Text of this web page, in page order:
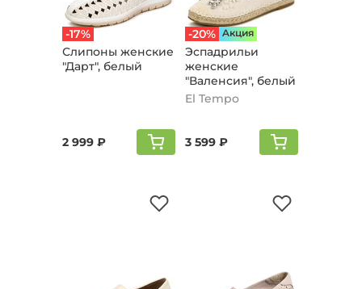
-17%
Слипоны женские
"Дарт", белый
2 999 ₽
-20% Aкция
Эспадрильи
женские
"Валенсия", белый
El Tempo
3 599 ₽